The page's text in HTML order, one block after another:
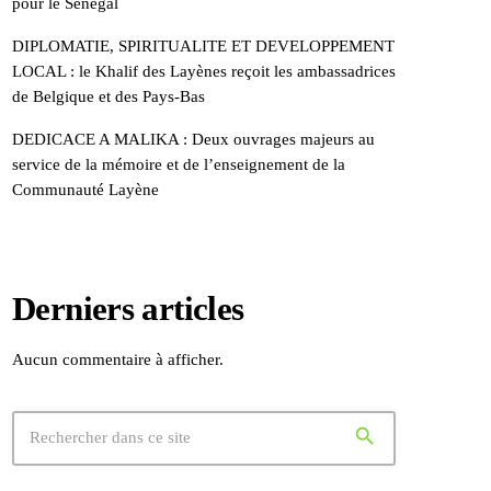
DIPLOMATIE, SPIRITUALITE ET DEVELOPPEMENT
LOCAL : le Khalif des Layènes reçoit les ambassadrices
de Belgique et des Pays-Bas
DEDICACE A MALIKA : Deux ouvrages majeurs au
service de la mémoire et de l’enseignement de la
Communauté Layène
Derniers articles
Aucun commentaire à afficher.
search